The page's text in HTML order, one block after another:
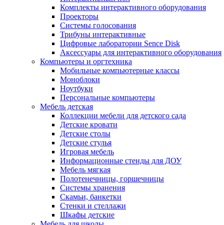
Комплекты интерактивного оборудования
Проекторы
Системы голосования
Трибуны интерактивные
Цифровые лаборатории Sence Disk
Аксессуары для интерактивного оборудования
Компьютеры и оргтехника
Мобильные компьютерные классы
Моноблоки
Ноутбуки
Персональные компьютеры
Мебель детская
Коллекции мебели для детского сада
Детские кровати
Детские столы
Детские стулья
Игровая мебель
Информационные стенды для ДОУ
Мебель мягкая
Полотенечницы, горшечницы
Системы хранения
Скамьи, банкетки
Стенки и стеллажи
Шкафы детские